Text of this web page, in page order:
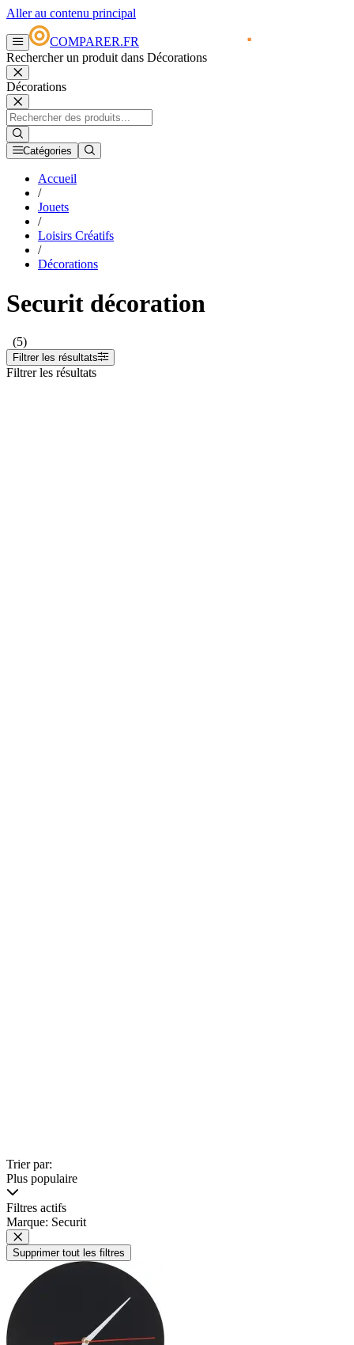
Aller au contenu principal
COMPARER.FR
Rechercher un produit dans Décorations
Décorations
Catégories
Accueil
/
Jouets
/
Loisirs Créatifs
/
Décorations
Securit décoration
(5)
Filtrer les résultats
Filtrer les résultats
Trier par:
Plus populaire
Filtres actifs
Marque: Securit
Supprimer tout les filtres